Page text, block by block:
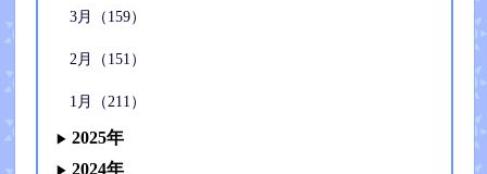
3月（159）
2月（151）
1月（211）
2025年
2024年